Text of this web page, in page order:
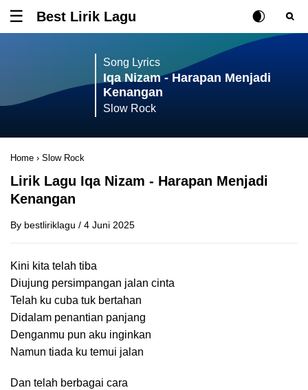
Tombol untuk membuka atau menutup menu
Best Lirik Lagu Rubah Posisi
Tombol
Song Lyrics
Iqa Nizam - Harapan Menjadi
Kenangan
Slow Rock
Home › Slow Rock
Lirik Lagu Iqa Nizam - Harapan Menjadi
Kenangan
By bestliriklagu / 4 Juni 2025
Kini kita telah tiba
Diujung persimpangan jalan cinta
Telah ku cuba tuk bertahan
Didalam penantian panjang
Denganmu pun aku inginkan
Namun tiada ku temui jalan
Dan telah berbagai cara